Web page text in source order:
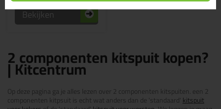
Bekijken
2 componenten kitspuit kopen?
| Kitcentrum
Op deze pagina ga je alles lezen over 2 componenten kitspuiten. een 2
componenten kitpsuit is echt wat anders dan de 'standaard'kitspuit